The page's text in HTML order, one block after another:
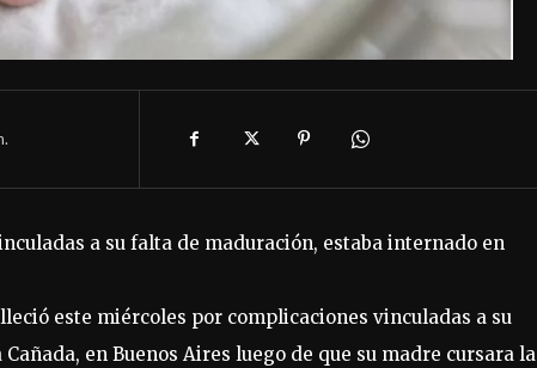
a su falta de maduración, estaba internado en
este miércoles por complicaciones vinculadas a su
en Buenos Aires luego de que su madre cursara la